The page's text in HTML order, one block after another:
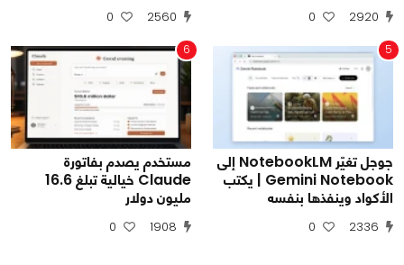
2920
0
2560
0
5
جوجل تغيّر NotebookLM إلى
Gemini Notebook | يكتب
الأكواد وينفذها بنفسه
2336
0
6
مستخدم يصدم بفاتورة
Claude خيالية تبلغ 16.6
مليون دولار
1908
0